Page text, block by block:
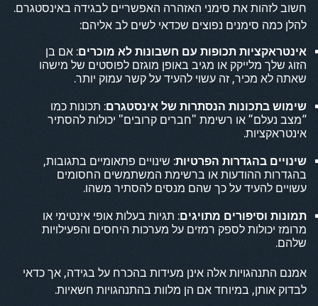
חשוב לזהות את סימני האזהרה האפשריים לבגידה באינסטגרם.
להלן כמה סימנים נפוצים שכדאי לשים לב אליהם:
אינטראקציות תכופות עם חשבונות לא מוכרים: אם בן
הזוג שלך מלייקק או מגיב באופן מוגזם לפוסטים של מישהו
שאתה לא מכיר, זה עשוי להעיד על קשר עמוק יותר.
שימוש בתכונות הנסתרות של אינסטגרם: תכונות כמו
“מצב נעלם” או רשימת "חברים קרובים" יכולות להסתיר
אינטראקציות.
שינויים בהגדרות הפרטיות: שינויים פתאומיים בתגובות,
בהגדרות ההודעות או ברשימת המשתמשים החסומים
עשויים להעיד על כך שהם מנסים להסתיר משהו.
תמונות וסיפורים מתויגים: תגיות בעלות אופי אינטימי או
מרומז יכולות לספק רמזים על מערכות היחסים והפעילויות
שלהם.
אמנם התנהגויות אלה אינן מעידות בהכרח על בגידה, אך כדאי
לבדוק אותן, במיוחד אם הן מלוות בהתנהגויות חשאיות.